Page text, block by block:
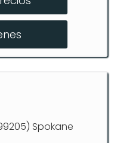
Spokane